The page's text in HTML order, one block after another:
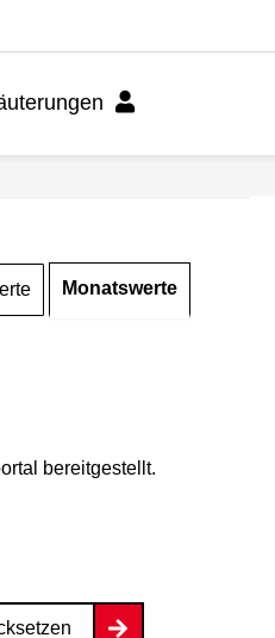
Monatswerte
bereitgestellt.